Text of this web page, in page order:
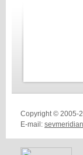
Copyright © 2005-
E-mail: